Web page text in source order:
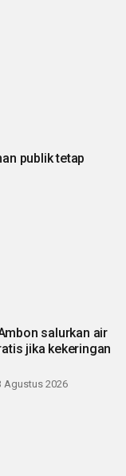
publik tetap
salurkan air
jika kekeringan
Agustus 2026